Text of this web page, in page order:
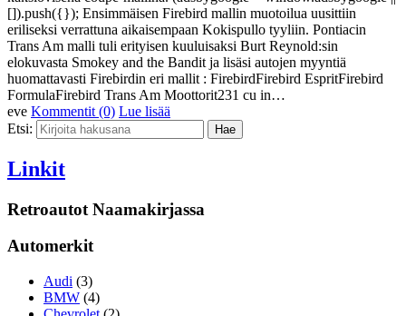
[]).push({}); Ensimmäisen Firebird mallin muotoilua uusittiin
eriliseksi verrattuna aikaisempaan Kokispullo tyyliin. Pontiacin
Trans Am malli tuli erityisen kuuluisaksi Burt Reynold:sin
elokuvasta Smokey and the Bandit ja lisäsi autojen myyntiä
huomattavasti Firebirdin eri mallit : FirebirdFirebird EspritFirebird
FormulaFirebird Trans Am Moottorit231 cu in…
eve Kommentit (0) Lue lisää
Etsi:
Linkit
Retroautot Naamakirjassa
Automerkit
Audi (3)
BMW (4)